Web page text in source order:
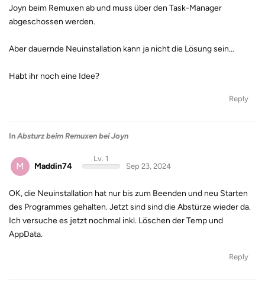
Joyn beim Remuxen ab und muss über den Task-Manager
abgeschossen werden.
Aber dauernde Neuinstallation kann ja nicht die Lösung sein...
Habt ihr noch eine Idee?
Reply
In Absturz beim Remuxen bei Joyn
M Maddin74
Lv. 1
Sep 23, 2024
OK, die Neuinstallation hat nur bis zum Beenden und neu Starten
des Programmes gehalten. Jetzt sind sind die Abstürze wieder da.
Ich versuche es jetzt nochmal inkl. Löschen der Temp und
AppData.
Reply